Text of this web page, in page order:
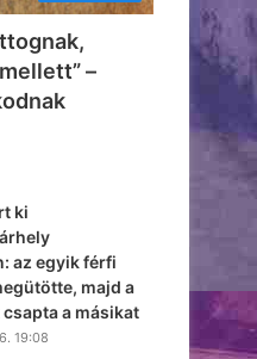
–
ki
az egyik férfi
majd a
a másikat
19:08